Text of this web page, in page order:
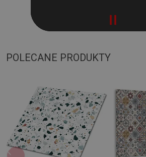
POLECANE PRODUKTY